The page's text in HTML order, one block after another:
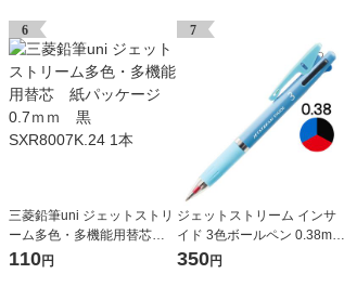
6
三菱鉛筆uni ジェットストリ
ーム多色・多機能用替芯
紙パッケージ 0.7ｍｍ 黒
110円
7
ジェットストリーム インサ
イド 3色ボールペン 0.38mm
ブルー軸 青 アスクル限定 H.
350円